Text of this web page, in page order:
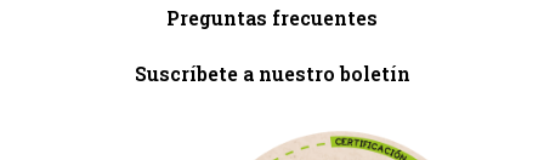
Preguntas frecuentes
Suscríbete a nuestro boletín